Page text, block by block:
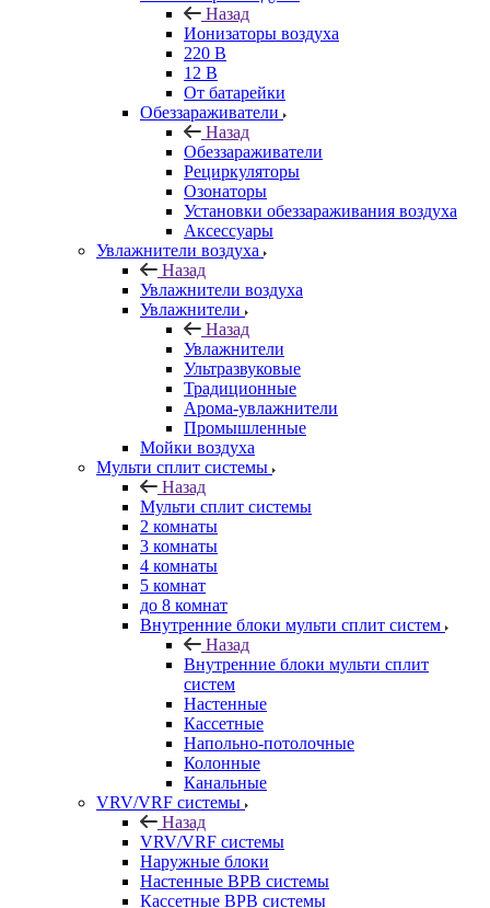
Назад
Ионизаторы воздуха
220 В
12 В
От батарейки
Обеззараживатели
Назад
Обеззараживатели
Рециркуляторы
Озонаторы
Установки обеззараживания воздуха
Аксессуары
Увлажнители воздуха
Назад
Увлажнители воздуха
Увлажнители
Назад
Увлажнители
Ультразвуковые
Традиционные
Арома-увлажнители
Промышленные
Мойки воздуха
Мульти сплит системы
Назад
Мульти сплит системы
2 комнаты
3 комнаты
4 комнаты
5 комнат
до 8 комнат
Внутренние блоки мульти сплит систем
Назад
Внутренние блоки мульти сплит
систем
Настенные
Кассетные
Напольно-потолочные
Колонные
Канальные
VRV/VRF системы
Назад
VRV/VRF системы
Наружные блоки
Настенные ВРВ системы
Кассетные ВРВ системы